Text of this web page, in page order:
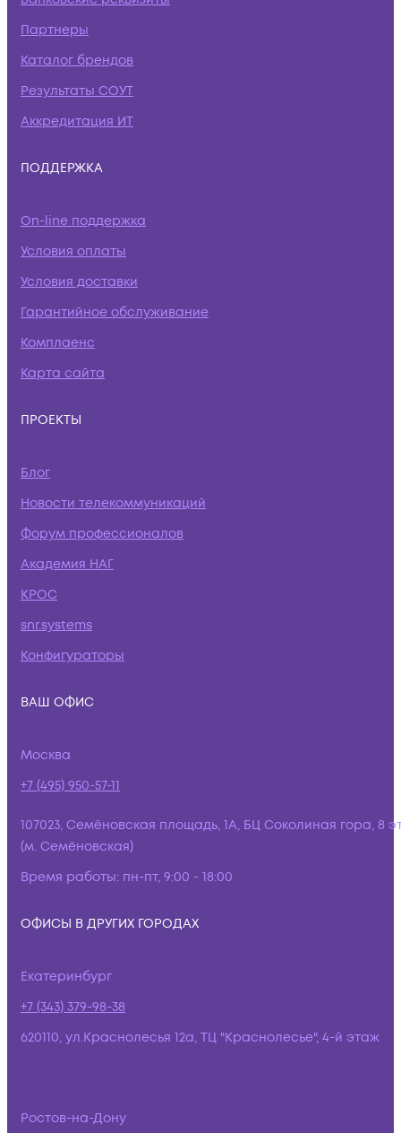
Партнеры
Каталог брендов
Результаты СОУТ
Аккредитация ИТ
ПОДДЕРЖКА
On-line поддержка
Условия оплаты
Условия доставки
Гарантийное обслуживание
Комплаенс
Карта сайта
ПРОЕКТЫ
Блог
Новости телекоммуникаций
Форум профессионалов
Академия НАГ
КРОС
snr.systems
Конфигураторы
ВАШ ОФИС
Москва
+7 (495) 950-57-11
107023, Семёновская площадь, 1А, БЦ Соколиная гора, 8
(м. Семёновская)
Время работы: пн-пт, 9:00 - 18:00
ОФИСЫ В ДРУГИХ ГОРОДАХ
Екатеринбург
+7 (343) 379-98-38
620110, ул.Краснолесья 12а, ТЦ "Краснолесье", 4-й этаж
Ростов-на-Дону